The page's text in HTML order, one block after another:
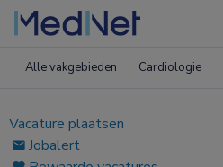
Alle vakgebieden Cardiologie
Vacature plaatsen
Jobalert